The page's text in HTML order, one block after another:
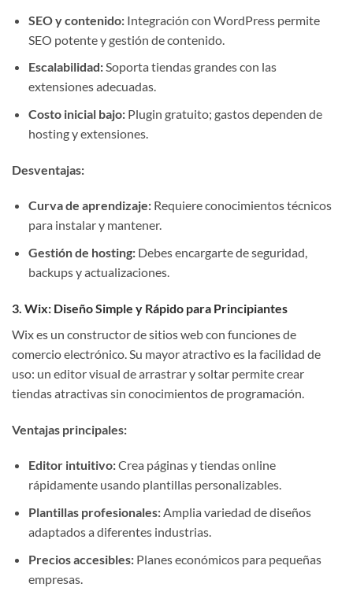
SEO y contenido:Integración con WordPress permite
SEO potente y gestión de contenido.
Escalabilidad:Soporta tiendas grandes con las
extensiones adecuadas.
Costo inicial bajo:Plugin gratuito; gastos dependen de
hosting y extensiones.
Desventajas:
Curva de aprendizaje:Requiere conocimientos técnicos
para instalar y mantener.
Gestión de hosting:Debes encargarte de seguridad,
backups y actualizaciones.
3. Wix: Diseño Simple y Rápido para Principiantes
Wix es un constructor de sitios web con funciones de
comercio electrónico. Su mayor atractivo es la facilidad de
uso: un editor visual de arrastrar y soltar permite crear
tiendas atractivas sin conocimientos de programación.
Ventajas principales:
Editor intuitivo:Crea páginas y tiendas online
rápidamente usando plantillas personalizables.
Plantillas profesionales:Amplia variedad de diseños
adaptados a diferentes industrias.
Precios accesibles:Planes económicos para pequeñas
empresas.